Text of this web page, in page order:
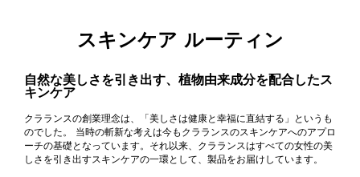
スキンケア ルーティン
自然な美しさを引き出す、植物由来成分を配合したス
キンケア
クラランスの創業理念は、「美しさは健康と幸福に直結する」というも
のでした。 当時の斬新な考えは今もクラランスのスキンケアへのアプロ
ーチの基礎となっています。それ以来、クラランスはすべての女性の美
しさを引き出すスキンケアの一環として、製品をお届けしています。